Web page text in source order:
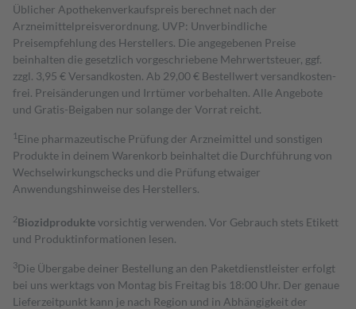
Üblicher Apothekenverkaufspreis berechnet nach der
Arzneimittelpreisverordnung. UVP: Unverbindliche
Preisempfehlung des Herstellers. Die angegebenen Preise
beinhalten die gesetzlich vorgeschriebene Mehrwertsteuer, ggf.
zzgl. 3,95 € Versandkosten. Ab 29,00 € Bestell­wert versand­kosten­
frei. Preisänderungen und Irrtümer vorbehalten. Alle Angebote
und Gratis-Beigaben nur solange der Vorrat reicht.
1 Eine pharmazeutische Prüfung der Arzneimittel und sonstigen
Produkte in deinem Warenkorb beinhaltet die Durchführung von
Wechselwirkungschecks und die Prüfung etwaiger
Anwendungshinweise des Herstellers.
2Biozidproduktevorsichtig verwenden. Vor Gebrauch stets Etikett
und Produktinformationen lesen.
3Die Übergabe deiner Bestellung an den Paketdienstleister erfolgt
bei uns werktags von Montag bis Freitag bis 18:00 Uhr. Der genaue
Lieferzeitpunkt kann je nach Region und in Abhängigkeit der